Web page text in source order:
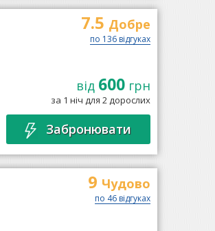
7.5 Добре
по 136 відгуках
від 600грн
за 1 ніч для 2 дорослих
Забронювати
9 Чудово
по 46 відгуках